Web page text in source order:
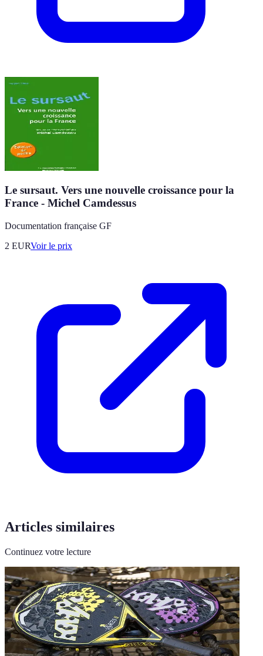
Le sursaut. Vers une nouvelle croissance pour la
France - Michel Camdessus
Documentation française GF
2 EURVoir le prix
Articles similaires
Continuez votre lecture